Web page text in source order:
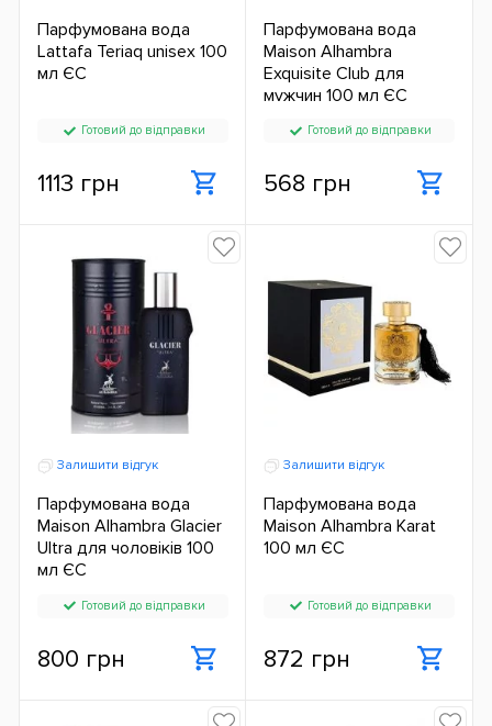
Парфумована вода
Lattafa Teriaq unisex 100
мл ЄС
Готовий до відправки
1113 грн
Парфумована вода
Maison Alhambra
Exquisite Club для
мужчин 100 мл ЄС
Готовий до відправки
568 грн
Залишити відгук
Парфумована вода
Maison Alhambra Glacier
Ultra для чоловіків 100
мл ЄС
Готовий до відправки
800 грн
Залишити відгук
Парфумована вода
Maison Alhambra Karat
100 мл ЄС
Готовий до відправки
872 грн